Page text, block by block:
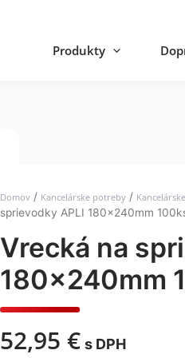
Produkty
Domov / Kancelárske potreby /
sprievodky APLI 180x240mm
Vrecká na
180x240mm
52,95€ s DPH